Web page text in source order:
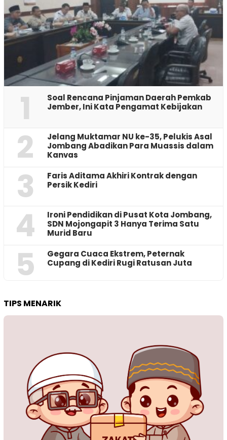
1
‎Soal Rencana Pinjaman Daerah Pemkab
Jember, Ini Kata Pengamat Kebijakan ‎
2
Jelang Muktamar NU ke-35, Pelukis Asal
Jombang Abadikan Para Muassis dalam
Kanvas
3
Faris Aditama Akhiri Kontrak dengan
Persik Kediri
4
Ironi Pendidikan di Pusat Kota Jombang,
SDN Mojongapit 3 Hanya Terima Satu
Murid Baru
5
‎Gegara Cuaca Ekstrem, Peternak
Cupang di Kediri Rugi Ratusan Juta
TIPS MENARIK